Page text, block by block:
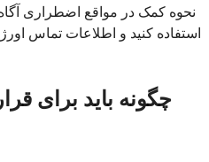
نحوه کمک در مواقع اضطراری
استفاده کنید و اطلاعات تماس
چگونه باید برای